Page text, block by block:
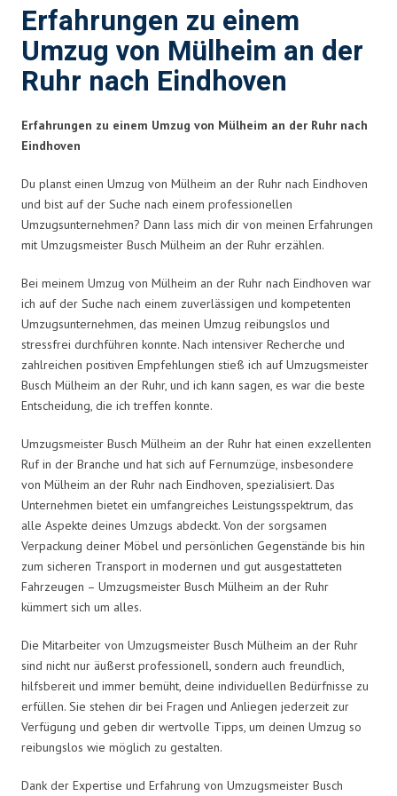
Erfahrungen zu einem
Umzug von Mülheim an der
Ruhr nach Eindhoven
Erfahrungen zu einem Umzug von Mülheim an der Ruhr nach
Eindhoven
Du planst einen Umzug von Mülheim an der Ruhr nach Eindhoven
und bist auf der Suche nach einem professionellen
Umzugsunternehmen? Dann lass mich dir von meinen Erfahrungen
mit Umzugsmeister Busch Mülheim an der Ruhr erzählen.
Bei meinem Umzug von Mülheim an der Ruhr nach Eindhoven war
ich auf der Suche nach einem zuverlässigen und kompetenten
Umzugsunternehmen, das meinen Umzug reibungslos und
stressfrei durchführen konnte. Nach intensiver Recherche und
zahlreichen positiven Empfehlungen stieß ich auf Umzugsmeister
Busch Mülheim an der Ruhr, und ich kann sagen, es war die beste
Entscheidung, die ich treffen konnte.
Umzugsmeister Busch Mülheim an der Ruhr hat einen exzellenten
Ruf in der Branche und hat sich auf Fernumzüge, insbesondere
von Mülheim an der Ruhr nach Eindhoven, spezialisiert. Das
Unternehmen bietet ein umfangreiches Leistungsspektrum, das
alle Aspekte deines Umzugs abdeckt. Von der sorgsamen
Verpackung deiner Möbel und persönlichen Gegenstände bis hin
zum sicheren Transport in modernen und gut ausgestatteten
Fahrzeugen – Umzugsmeister Busch Mülheim an der Ruhr
kümmert sich um alles.
Die Mitarbeiter von Umzugsmeister Busch Mülheim an der Ruhr
sind nicht nur äußerst professionell, sondern auch freundlich,
hilfsbereit und immer bemüht, deine individuellen Bedürfnisse zu
erfüllen. Sie stehen dir bei Fragen und Anliegen jederzeit zur
Verfügung und geben dir wertvolle Tipps, um deinen Umzug so
reibungslos wie möglich zu gestalten.
Dank der Expertise und Erfahrung von Umzugsmeister Busch